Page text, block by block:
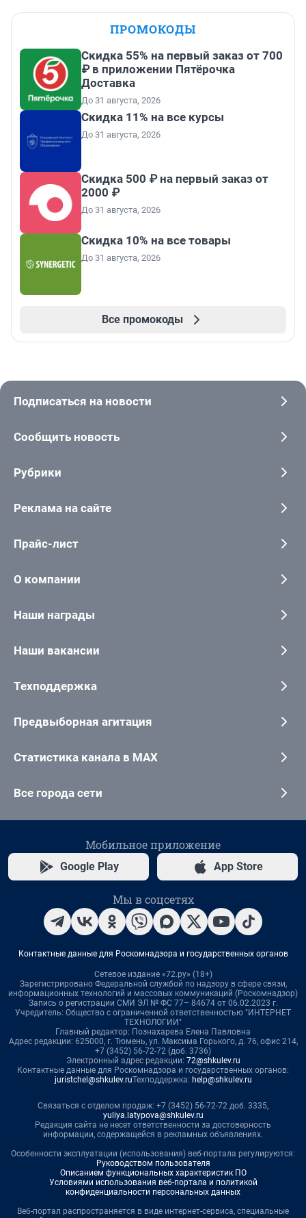
ПРОМОКОДЫ
Скидка 55% на первый заказ от 700
₽ в приложении Пятёрочка
Доставка
До 31 августа, 2026
Скидка 11% на все курсы
До 31 августа, 2026
Скидка 500 ₽ на первый заказ от
2000 ₽
До 31 августа, 2026
Скидка 10% на все товары
До 31 августа, 2026
Все промокоды
Подписаться на новости
Сообщить новость
Рубрики
Реклама на сайте
Прайс-лист
О компании
Наши награды
Наши вакансии
Техподдержка
Предвыборная агитация
Статистика канала в MAX
Все города сети
Мобильное приложение
Google Play App Store
Мы в соцсетях
Контактные данные для Роскомнадзора и государственных органов
Сетевое издание «72.ру» (18+)
Зарегистрировано Федеральной службой по надзору в сфере связи,
информационных технологий и массовых коммуникаций (Роскомнадзор)
Запись о регистрации СМИ ЭЛ № ФС 77– 84674 от 06.02.2023 г.
Учредитель: Общество с ограниченной ответственностью "ИНТЕРНЕТ
ТЕХНОЛОГИИ"
Главный редактор: Познахарева Елена Павловна
Адрес редакции: 625000, г. Тюмень, ул. Максима Горького, д. 76, офис 214,
+7 (3452) 56-72-72 (доб. 3736)
Электронный адрес редакции: 72@shkulev.ru
Контактные данные для Роскомнадзора и государственных органов:
juristchel@shkulev.ruТехподдержка: help@shkulev.ru
Связаться с отделом продаж: +7 (3452) 56-72-72 доб. 3335,
yuliya.latypova@shkulev.ru
Редакция сайта не несет ответственности за достоверность
информации, содержащейся в рекламных объявлениях.
Особенности эксплуатации (использования) веб-портала регулируются:
Руководством пользователя
Описанием функциональных характеристик ПО
Условиями использования веб-портала и политикой
конфиденциальности персональных данных
Веб-портал распространяется в виде интернет-сервиса, специальные